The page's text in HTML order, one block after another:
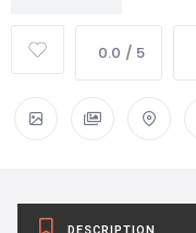
0.0 / 5